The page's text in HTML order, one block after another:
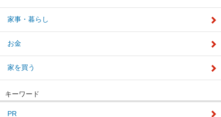
家事・暮らし
お金
家を買う
キーワード
PR